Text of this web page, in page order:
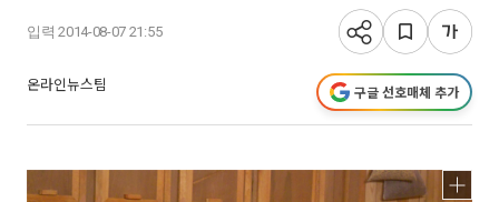
입력 2014-08-07 21:55
온라인뉴스팀 구글 선호매체 추가